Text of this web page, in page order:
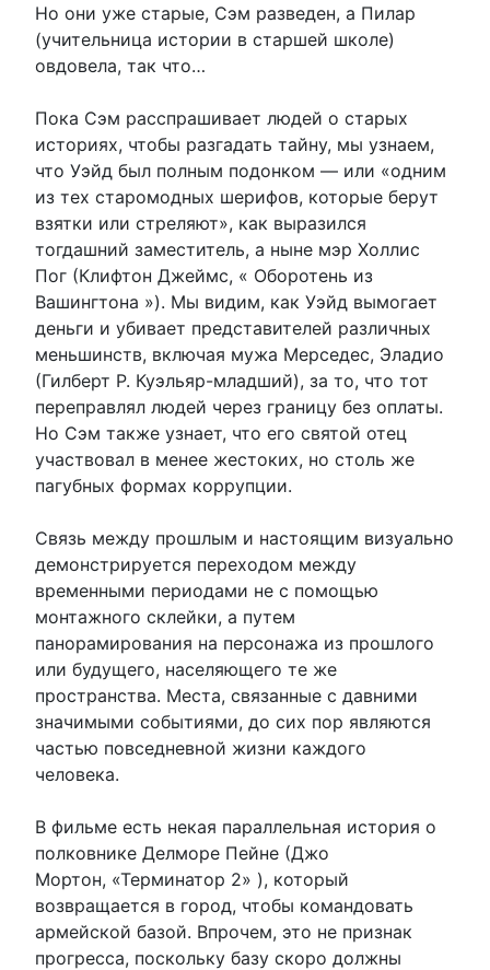
Но они уже старые, Сэм разведен, а Пилар
(учительница истории в старшей школе)
овдовела, так что…
Пока Сэм расспрашивает людей о старых
историях, чтобы разгадать тайну, мы узнаем,
что Уэйд был полным подонком — или «одним
из тех старомодных шерифов, которые берут
взятки или стреляют», как выразился
тогдашний заместитель, а ныне мэр Холлис
Пог (Клифтон Джеймс, « Оборотень из
Вашингтона »). Мы видим, как Уэйд вымогает
деньги и убивает представителей различных
меньшинств, включая мужа Мерседес, Эладио
(Гилберт Р. Куэльяр-младший), за то, что тот
переправлял людей через границу без оплаты.
Но Сэм также узнает, что его святой отец
участвовал в менее жестоких, но столь же
пагубных формах коррупции.
Связь между прошлым и настоящим визуально
демонстрируется переходом между
временными периодами не с помощью
монтажного склейки, а путем
панорамирования на персонажа из прошлого
или будущего, населяющего те же
пространства. Места, связанные с давними
значимыми событиями, до сих пор являются
частью повседневной жизни каждого
человека.
В фильме есть некая параллельная история о
полковнике Делморе Пейне (Джо
Мортон, «Терминатор 2» ), который
возвращается в город, чтобы командовать
армейской базой. Впрочем, это не признак
прогресса, поскольку базу скоро должны